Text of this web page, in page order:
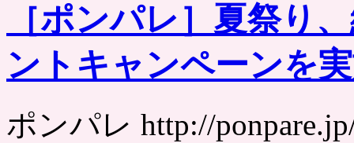
［ポンパレ］夏祭り
ントキャンペーンを
ポンパレ http://